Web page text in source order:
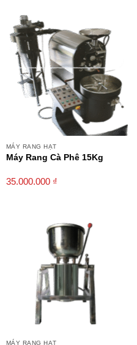
MÁY RANG HẠT
Máy Rang Cà Phê 15Kg
35.000.000 ₫
MÁY RANG HẠT